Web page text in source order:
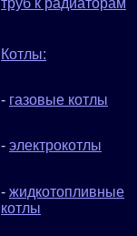
труб к радиаторам
Котлы:
- газовые котлы
- электрокотлы
- жидкотопливные
котлы